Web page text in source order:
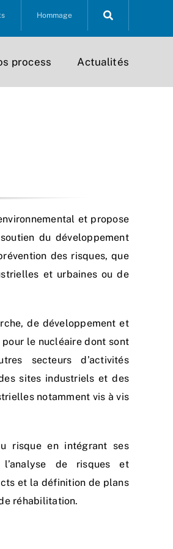
Hommage
process Actualités
et propose
du développement
des risques, que
et urbaines ou de
de développement et
pour le nucléaire dont sont
secteurs d’activités
sites industriels et des
notamment vis à vis
risque en intégrant ses
de risques et
et la définition de plans
réhabilitation.